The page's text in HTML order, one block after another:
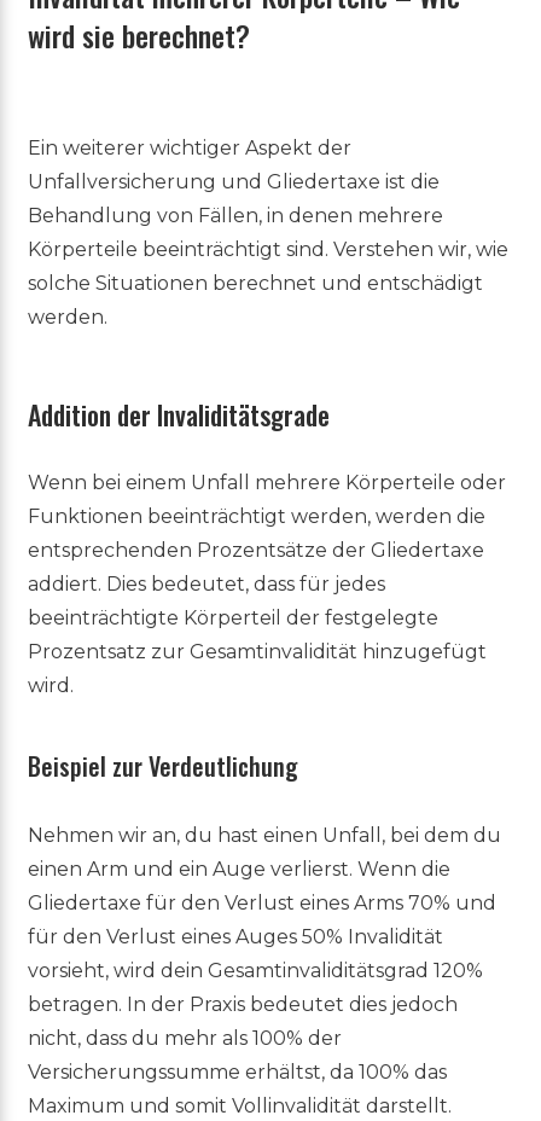
wird sie berechnet?
Ein weiterer wichtiger Aspekt der
Unfallversicherung und Gliedertaxe ist die
Behandlung von Fällen, in denen mehrere
Körperteile beeinträchtigt sind. Verstehen wir, wie
solche Situationen berechnet und entschädigt
werden.
Addition der Invaliditätsgrade
Wenn bei einem Unfall mehrere Körperteile oder
Funktionen beeinträchtigt werden, werden die
entsprechenden Prozentsätze der Gliedertaxe
addiert. Dies bedeutet, dass für jedes
beeinträchtigte Körperteil der festgelegte
Prozentsatz zur Gesamtinvalidität hinzugefügt
wird.
Beispiel zur Verdeutlichung
Nehmen wir an, du hast einen Unfall, bei dem du
einen Arm und ein Auge verlierst. Wenn die
Gliedertaxe für den Verlust eines Arms 70% und
für den Verlust eines Auges 50% Invalidität
vorsieht, wird dein Gesamtinvaliditätsgrad 120%
betragen. In der Praxis bedeutet dies jedoch
nicht, dass du mehr als 100% der
Versicherungssumme erhältst, da 100% das
Maximum und somit Vollinvalidität darstellt.